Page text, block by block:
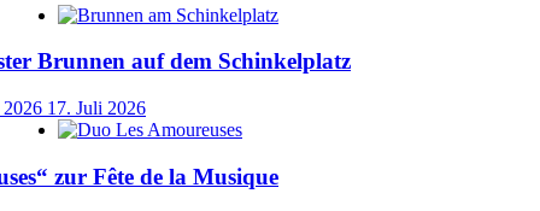
Brunnen auf dem Schinkelplatz
17. Juli 2026
zur Fête de la Musique